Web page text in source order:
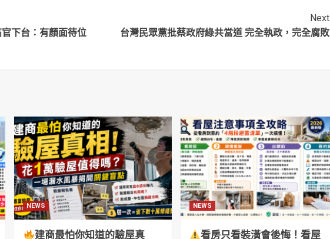
下台：有顏面待位
Next
台灣民眾黨批蔡政府綠共當道 完全執政，完全腐敗
NEWS
建商最怕你知道的驗屋真
NEWS
看房只看裝潢會後悔！看屋